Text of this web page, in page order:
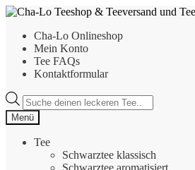
Zur
springen
Zum
springenCha-Lo Onlineshop
Mein Konto
Tee FAQs
Kontaktformular
Products
search
Menü
Tee
Schwarztee klassisch
Schwarztee aromatisiert